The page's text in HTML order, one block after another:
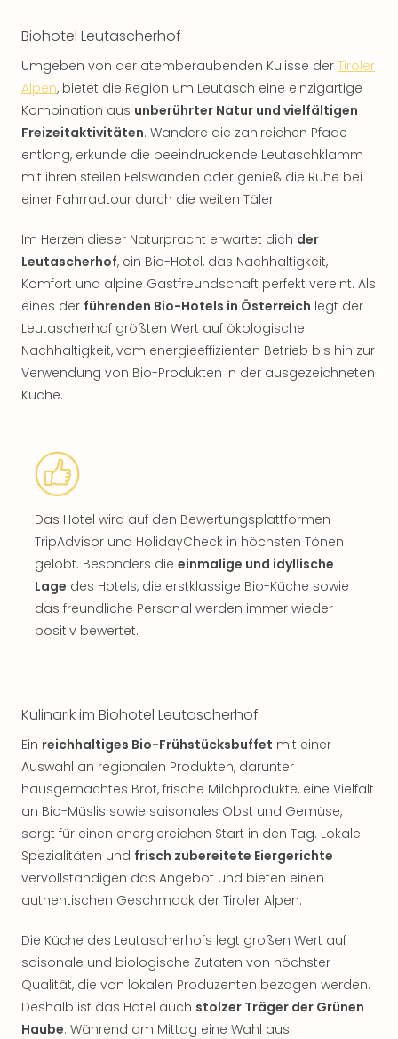
Biohotel Leutascherhof
Umgeben von der atemberaubenden Kulisse der Tiroler
Alpen, bietet die Region um Leutasch eine einzigartige
Kombination aus unberührter Natur und vielfältigen
Freizeitaktivitäten. Wandere die zahlreichen Pfade
entlang, erkunde die beeindruckende Leutaschklamm
mit ihren steilen Felswänden oder genieß die Ruhe bei
einer Fahrradtour durch die weiten Täler.
Im Herzen dieser Naturpracht erwartet dich der
Leutascherhof, ein Bio-Hotel, das Nachhaltigkeit,
Komfort und alpine Gastfreundschaft perfekt vereint. Als
eines der führenden Bio-Hotels in Österreich legt der
Leutascherhof größten Wert auf ökologische
Nachhaltigkeit, vom energieeffizienten Betrieb bis hin zur
Verwendung von Bio-Produkten in der ausgezeichneten
Küche.
Das Hotel wird auf den Bewertungsplattformen
TripAdvisor und HolidayCheck in höchsten Tönen
gelobt. Besonders die einmalige und idyllische
Lage des Hotels, die erstklassige Bio-Küche sowie
das freundliche Personal werden immer wieder
positiv bewertet.
Kulinarik im Biohotel Leutascherhof
Ein reichhaltiges Bio-Frühstücksbuffet mit einer
Auswahl an regionalen Produkten, darunter
hausgemachtes Brot, frische Milchprodukte, eine Vielfalt
an Bio-Müslis sowie saisonales Obst und Gemüse,
sorgt für einen energiereichen Start in den Tag. Lokale
Spezialitäten und frisch zubereitete Eiergerichte
vervollständigen das Angebot und bieten einen
authentischen Geschmack der Tiroler Alpen.
Die Küche des Leutascherhofs legt großen Wert auf
saisonale und biologische Zutaten von höchster
Qualität, die von lokalen Produzenten bezogen werden.
Deshalb ist das Hotel auch stolzer Träger der Grünen
Haube. Während am Mittag eine Wahl aus